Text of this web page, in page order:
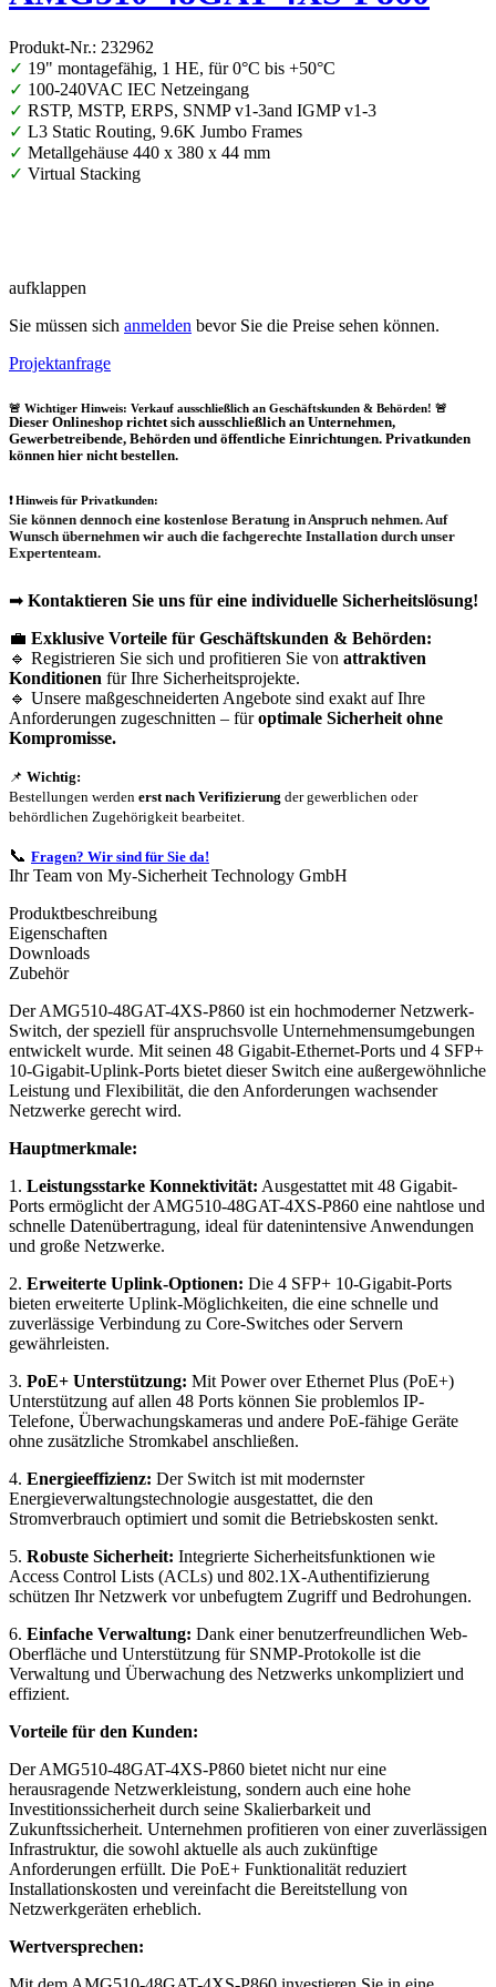
Produkt-Nr.: 232962
✓ 19" montagefähig, 1 HE, für 0°C bis +50°C
✓ 100-240VAC IEC Netzeingang
✓ RSTP, MSTP, ERPS, SNMP v1-3and IGMP v1-3
✓ L3 Static Routing, 9.6K Jumbo Frames
✓ Metallgehäuse 440 x 380 x 44 mm
✓ Virtual Stacking
aufklappen
Sie müssen sich anmelden bevor Sie die Preise sehen können.
Projektanfrage
🚨 Wichtiger Hinweis: Verkauf ausschließlich an Geschäftskunden & Behörden! 🚨
Dieser Onlineshop richtet sich ausschließlich an Unternehmen,
Gewerbetreibende, Behörden und öffentliche Einrichtungen. Privatkunden
können hier nicht bestellen.
❗Hinweis für Privatkunden:
Sie können dennoch eine kostenlose Beratung in Anspruch nehmen. Auf
Wunsch übernehmen wir auch die fachgerechte Installation durch unser
Expertenteam.
➡ Kontaktieren Sie uns für eine individuelle Sicherheitslösung!
💼 Exklusive Vorteile für Geschäftskunden & Behörden:
🔹 Registrieren Sie sich und profitieren Sie von attraktiven
Konditionen für Ihre Sicherheitsprojekte.
🔹 Unsere maßgeschneiderten Angebote sind exakt auf Ihre
Anforderungen zugeschnitten – füroptimale Sicherheit ohne
Kompromisse.
📌 Wichtig:
Bestellungen werden erst nach Verifizierung der gewerblichen oder
behördlichen Zugehörigkeit bearbeitet.
📞 Fragen? Wir sind für Sie da!
Ihr Team von My-Sicherheit Technology GmbH
Produktbeschreibung
Eigenschaften
Downloads
Zubehör
Der AMG510-48GAT-4XS-P860 ist ein hochmoderner Netzwerk-
Switch, der speziell für anspruchsvolle Unternehmensumgebungen
entwickelt wurde. Mit seinen 48 Gigabit-Ethernet-Ports und 4 SFP+
10-Gigabit-Uplink-Ports bietet dieser Switch eine außergewöhnliche
Leistung und Flexibilität, die den Anforderungen wachsender
Netzwerke gerecht wird.
Hauptmerkmale:
1. Leistungsstarke Konnektivität: Ausgestattet mit 48 Gigabit-
Ports ermöglicht der AMG510-48GAT-4XS-P860 eine nahtlose und
schnelle Datenübertragung, ideal für datenintensive Anwendungen
und große Netzwerke.
2. Erweiterte Uplink-Optionen: Die 4 SFP+ 10-Gigabit-Ports
bieten erweiterte Uplink-Möglichkeiten, die eine schnelle und
zuverlässige Verbindung zu Core-Switches oder Servern
gewährleisten.
3. PoE+ Unterstützung: Mit Power over Ethernet Plus (PoE+)
Unterstützung auf allen 48 Ports können Sie problemlos IP-
Telefone, Überwachungskameras und andere PoE-fähige Geräte
ohne zusätzliche Stromkabel anschließen.
4. Energieeffizienz: Der Switch ist mit modernster
Energieverwaltungstechnologie ausgestattet, die den
Stromverbrauch optimiert und somit die Betriebskosten senkt.
5. Robuste Sicherheit: Integrierte Sicherheitsfunktionen wie
Access Control Lists (ACLs) und 802.1X-Authentifizierung
schützen Ihr Netzwerk vor unbefugtem Zugriff und Bedrohungen.
6. Einfache Verwaltung: Dank einer benutzerfreundlichen Web-
Oberfläche und Unterstützung für SNMP-Protokolle ist die
Verwaltung und Überwachung des Netzwerks unkompliziert und
effizient.
Vorteile für den Kunden:
Der AMG510-48GAT-4XS-P860 bietet nicht nur eine
herausragende Netzwerkleistung, sondern auch eine hohe
Investitionssicherheit durch seine Skalierbarkeit und
Zukunftssicherheit. Unternehmen profitieren von einer zuverlässigen
Infrastruktur, die sowohl aktuelle als auch zukünftige
Anforderungen erfüllt. Die PoE+ Funktionalität reduziert
Installationskosten und vereinfacht die Bereitstellung von
Netzwerkgeräten erheblich.
Wertversprechen: